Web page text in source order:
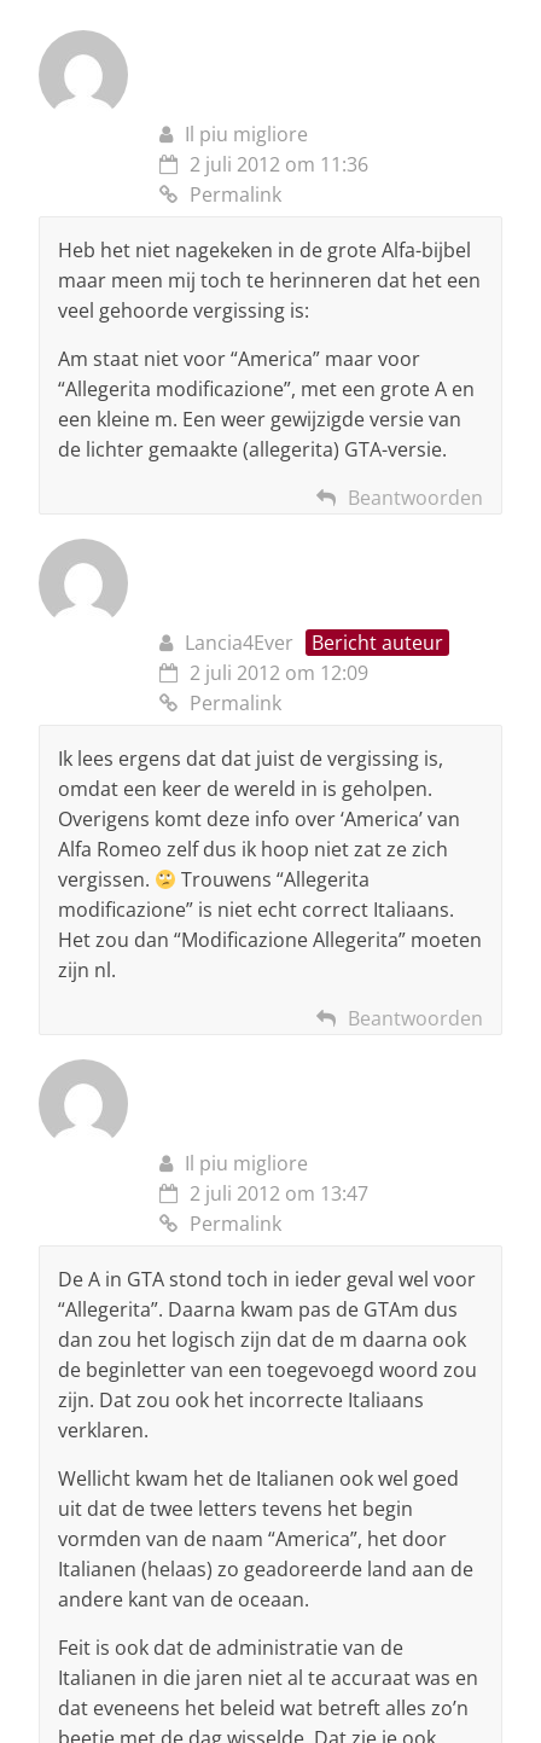
Il piu migliore
2 juli 2012 om 11:36
Permalink
Heb het niet nagekeken in de grote Alfa-bijbel
maar meen mij toch te herinneren dat het een
veel gehoorde vergissing is:
Am staat niet voor “America” maar voor
“Allegerita modificazione”, met een grote A en
een kleine m. Een weer gewijzigde versie van
de lichter gemaakte (allegerita) GTA-versie.
Beantwoorden
Lancia4Ever
Bericht auteur
2 juli 2012 om 12:09
Permalink
Ik lees ergens dat dat juist de vergissing is,
omdat een keer de wereld in is geholpen.
Overigens komt deze info over ‘America’ van
Alfa Romeo zelf dus ik hoop niet zat ze zich
vergissen.
Trouwens “Allegerita
modificazione” is niet echt correct Italiaans.
Het zou dan “Modificazione Allegerita” moeten
zijn nl.
Beantwoorden
Il piu migliore
2 juli 2012 om 13:47
Permalink
De A in GTA stond toch in ieder geval wel voor
“Allegerita”. Daarna kwam pas de GTAm dus
dan zou het logisch zijn dat de m daarna ook
de beginletter van een toegevoegd woord zou
zijn. Dat zou ook het incorrecte Italiaans
verklaren.
Wellicht kwam het de Italianen ook wel goed
uit dat de twee letters tevens het begin
vormden van de naam “America”, het door
Italianen (helaas) zo geadoreerde land aan de
andere kant van de oceaan.
Feit is ook dat de administratie van de
Italianen in die jaren niet al te accuraat was en
dat eveneens het beleid wat betreft alles zo’n